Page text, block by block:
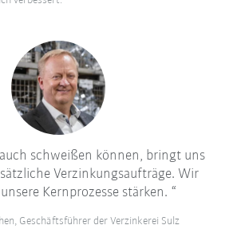
schweißen können, bringt uns
Verzinkungsaufträge. Wir
Kernprozesse stärken.
Geschäftsführer der Verzinkerei Sulz